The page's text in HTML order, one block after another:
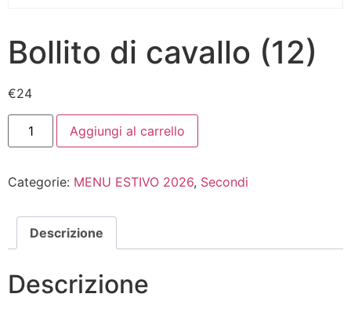
Bollito di cavallo (12)
€24
Aggiungi al carrello
Categorie: MENU ESTIVO 2026, Secondi
Descrizione
Descrizione